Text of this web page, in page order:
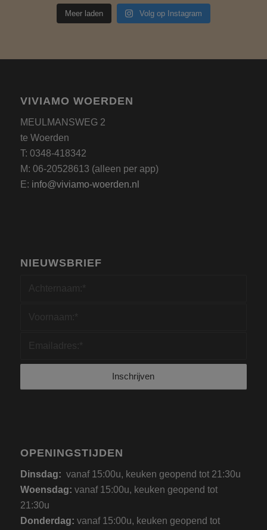
Meer laden Volg op Instagram
VIVIAMO WOERDEN
MEULMANSWEG 2
te Woerden
T: 0348-418342
M: 06-20528613 (alleen per app)
E: info@viviamo-woerden.nl
NIEUWSBRIEF
OPENINGSTIJDEN
Dinsdag: vanaf 15:00u, keuken geopend tot 21:30u
Woensdag: vanaf 15:00u, keuken geopend tot
21:30u
Donderdag: vanaf 15:00u, keuken geopend tot